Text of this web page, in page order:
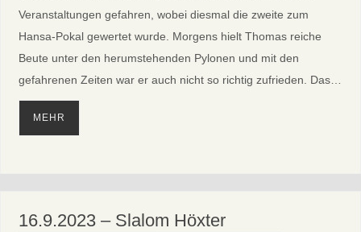
Veranstaltungen gefahren, wobei diesmal die zweite zum
Hansa-Pokal gewertet wurde. Morgens hielt Thomas reiche
Beute unter den herumstehenden Pylonen und mit den
gefahrenen Zeiten war er auch nicht so richtig zufrieden. Das…
MEHR
16.9.2023 – Slalom Höxter